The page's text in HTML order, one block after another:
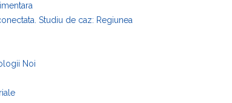
Studiu de caz: Regiunea
Noi